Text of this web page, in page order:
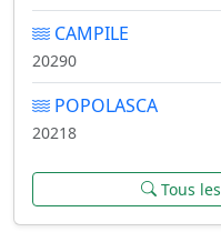
CAMPILE
20290
POPOLASCA
20218
Tous